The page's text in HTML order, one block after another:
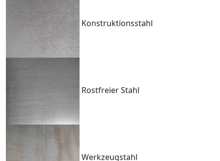
Konstruktionsstahl
Rostfreier Stahl
Werkzeugstahl